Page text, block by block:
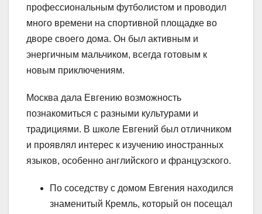
профессиональным футболистом и проводил
много времени на спортивной площадке во
дворе своего дома. Он был активным и
энергичным мальчиком, всегда готовым к
новым приключениям.
Москва дала Евгению возможность
познакомиться с разными культурами и
традициями. В школе Евгений был отличником
и проявлял интерес к изучению иностранных
языков, особенно английского и французского.
По соседству с домом Евгения находился
знаменитый Кремль, который он посещал